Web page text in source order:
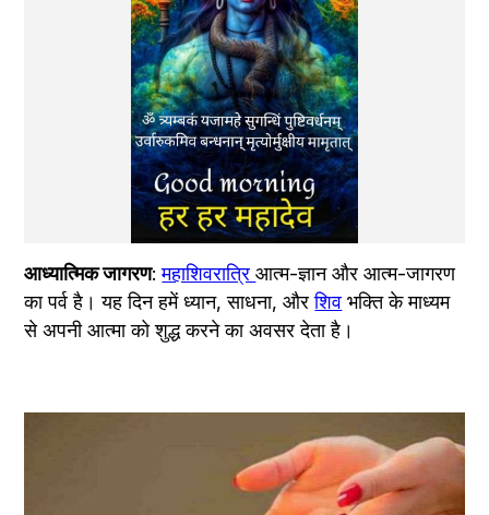
आध्यात्मिक जागरण: महाशिवरात्रि आत्म-ज्ञान और आत्म-जागरण
का पर्व है। यह दिन हमें ध्यान, साधना, और शिव भक्ति के माध्यम
से अपनी आत्मा को शुद्ध करने का अवसर देता है।